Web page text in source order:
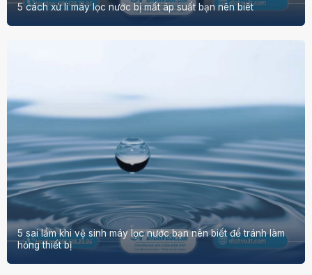
5 cách xử lí máy lọc nước bị mất áp suất bạn nên biêt
5 sai lầm khi vệ sinh máy lọc nước bạn nên biết để tránh làm
hỏng thiết bị